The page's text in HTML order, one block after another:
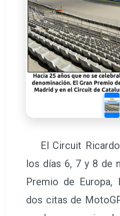
El Circuit Ricardo
los días 6, 7 y 8 de
Premio de Europa,
dos citas de